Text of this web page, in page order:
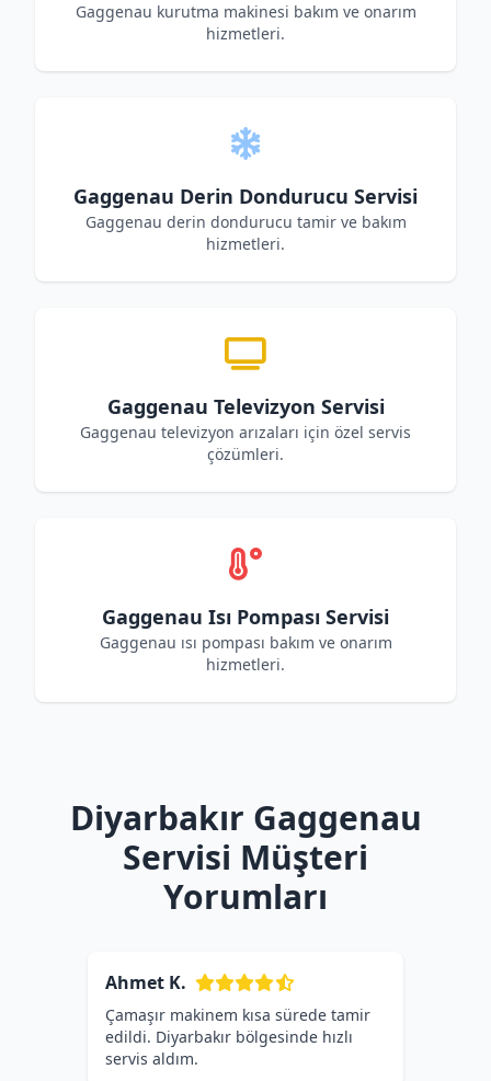
Gaggenau kurutma makinesi bakım ve onarım
hizmetleri.
Gaggenau Derin Dondurucu Servisi
Gaggenau derin dondurucu tamir ve bakım
hizmetleri.
Gaggenau Televizyon Servisi
Gaggenau televizyon arızaları için özel servis
çözümleri.
Gaggenau Isı Pompası Servisi
Gaggenau ısı pompası bakım ve onarım
hizmetleri.
Diyarbakır Gaggenau
Servisi Müşteri
Yorumları
Ahmet K.
Çamaşır makinem kısa sürede tamir
edildi. Diyarbakır bölgesinde hızlı
servis aldım.